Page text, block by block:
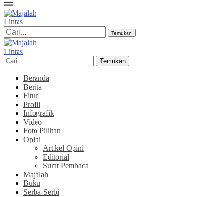
Temukan
Temukan
Beranda
Berita
Fitur
Profil
Infografik
Video
Foto Pilihan
Opini
Artikel Opini
Editorial
Surat Pembaca
Majalah
Buku
Serba-Serbi